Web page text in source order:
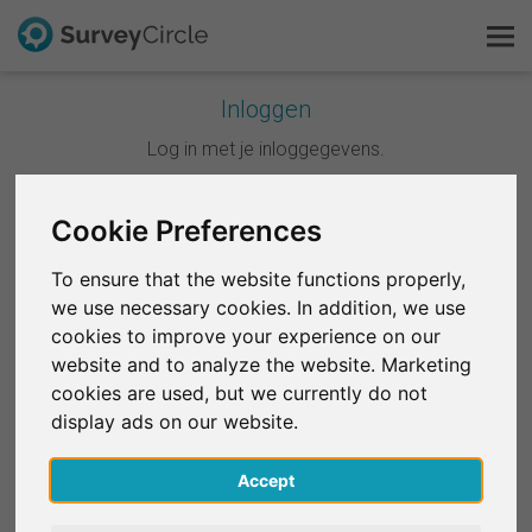
Cookie Preferences
To ensure that the website functions properly,
we use necessary cookies. In addition, we use
cookies to improve your experience on our
website and to analyze the website. Marketing
cookies are used, but we currently do not
display ads on our website.
Accept
Inloggen
Log in met je inloggegevens.
Doorgaan met Google
Doorgaan met Facebook
OF
E-mail*
Wachtwoord*
Dit is SurveyCircle
FAQ
English